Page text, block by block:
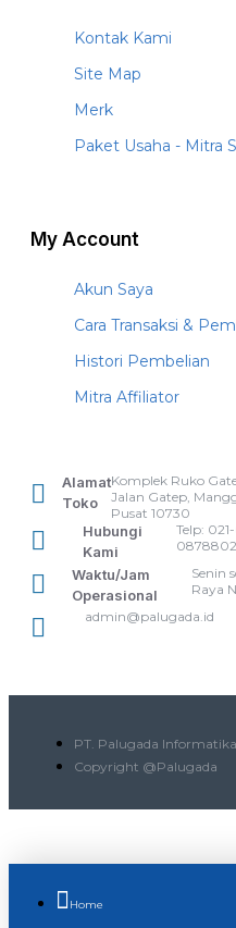
Kontak Kami
Site Map
Merk
Paket Usaha - Mitra
My Account
Akun Saya
Cara Transaksi &
Histori Pembelian
Mitra Affiliator
Alamat
Toko
Komplek Ruko
Jalan Gatep,
Pusat 10730
Hubungi
Kami
Telp:
Waktu/Jam
Operasional
Senin
Raya
admin@palugada.id
PT. Palugada Informatika
Copyright @Palugada
Home